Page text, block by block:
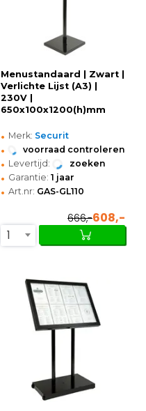
Menustandaard | Zwart |
Verlichte Lijst (A3) |
230V |
650x100x1200(h)mm
• Merk: Securit
• voorraad controleren
• Levertijd: zoeken
• Garantie: 1 jaar
• Art.nr: GAS-GL110
666,-608,-
1